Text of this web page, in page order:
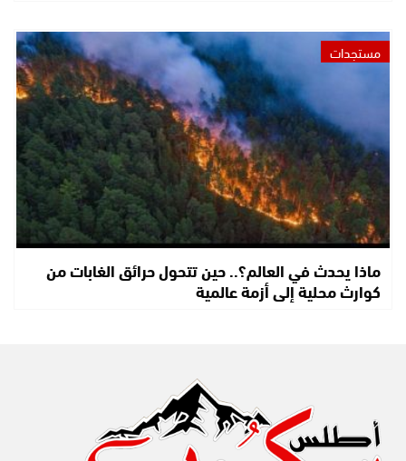
مستجدات
ماذا يحدث في العالم؟.. حين تتحول حرائق الغابات من
كوارث محلية إلى أزمة عالمية